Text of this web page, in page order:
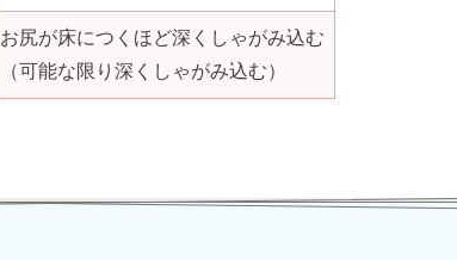
お尻が床につくほど深くしゃがみ込む
（可能な限り深くしゃがみ込む）